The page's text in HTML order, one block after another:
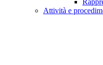
Attività e